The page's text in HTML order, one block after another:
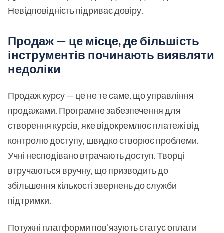
Невідповідність підриває довіру.
Продаж — це місце, де більшість
інструментів починають виявляти
недоліки
Продаж курсу — це не те саме, що управління
продажами. Програмне забезпечення для
створення курсів, яке відокремлює платежі від
контролю доступу, швидко створює проблеми.
Учні несподівано втрачають доступ. Творці
втручаються вручну, що призводить до
збільшення кількості звернень до служби
підтримки.
Потужні платформи пов'язують статус оплати